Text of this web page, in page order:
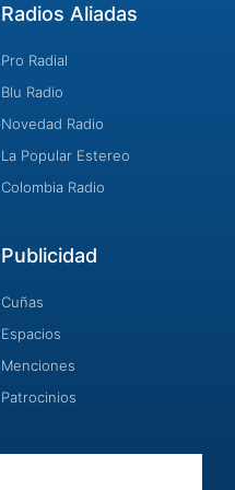
Radios Aliadas
Pro Radial
Blu Radio
Novedad Radio
La Popular Estereo
Colombia Radio
Publicidad
Cuñas
Espacios
Menciones
Patrocinios